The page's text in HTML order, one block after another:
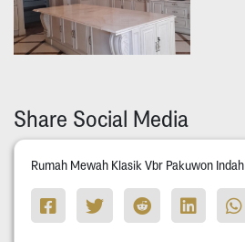
Share Social Media
Rumah Mewah Klasik Vbr Pakuwon Indah